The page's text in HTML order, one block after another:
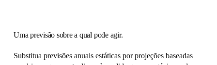
Uma previsão sobre a qual pode agir.
Substitua previsões anuais estáticas por projeções baseadas